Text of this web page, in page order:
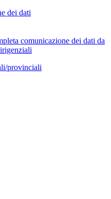
dei dati
comunicazione dei dati da
provinciali